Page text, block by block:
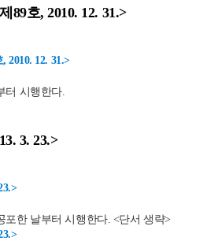
89호, 2010. 12. 31.>
2010. 12. 31.>
터 시행한다.
3. 23.>
포한 날부터 시행한다. <단서 생략>